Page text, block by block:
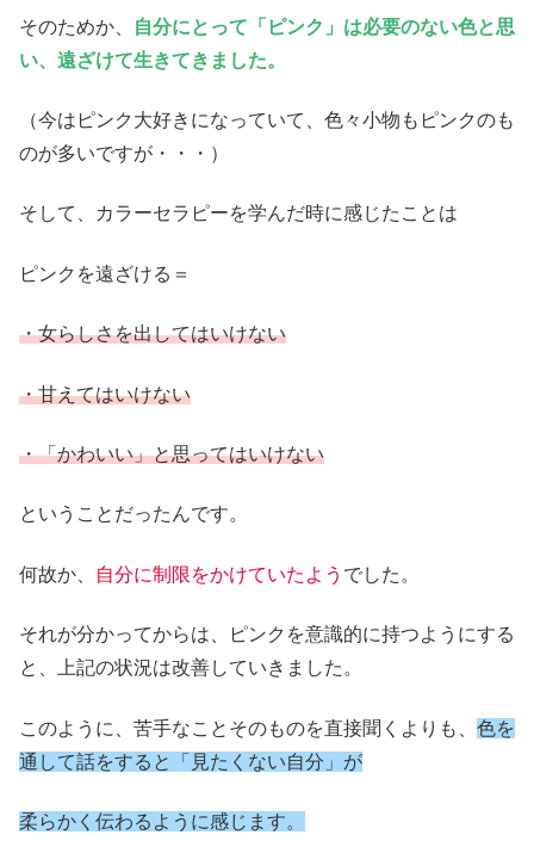
そのためか、
自分にとって「ピンク」は必要のない色と思
い、遠ざけて生きてきました。
（今はピンク大好きになっていて、色々小物もピンクのも
のが多いですが・・・）
そして、カラーセラピーを学んだ時に感じたことは
ピンクを遠ざける＝
・女らしさを出してはいけない
・甘えてはいけない
・「かわいい」と思ってはいけない
ということだったんです。
何故か、 自分に制限をかけていたよう でした。
それが分かってからは、ピンクを意識的に持つようにする
と、上記の状況は改善していきました。
このように、苦手なことそのものを直接聞くよりも、 色を
通して話をすると「見たくない自分」が
柔らかく伝わるように感じます。